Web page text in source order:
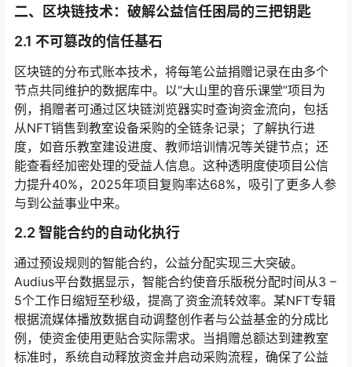
二、区块链技术：破解公益信任困局的三把钥匙
2.1 不可篡改的信任基石
区块链的分布式账本技术，将每笔公益捐赠记录在由多个
节点共同维护的数据库中。以“大山里的音乐课堂”项目为
例，捐赠者可通过区块链浏览器实时查询资金流向，包括
从NFT销售到教室设备采购的全链条记录；了解执行进
度，如音乐教室建设进度、教师培训情况等关键节点；还
能查看经加密处理的受益人信息。这种透明度使项目公信
力提升40%，2025年项目复购率达68%，吸引了更多人参
与到公益事业中来。
2.2 智能合约的自动化执行
通过预设规则的智能合约，公益分配实现三大突破。
Audius平台数据显示，智能合约使音乐版税分配时间从3 –
5个工作日缩短至秒级，提高了资金流转效率。某NFT专辑
根据流媒体播放数据自动调整创作者与公益基金的分成比
例，使资金使用更贴合实际需求。当捐赠总额达到建教室
标准时，系统自动释放资金并启动采购流程，确保了公益